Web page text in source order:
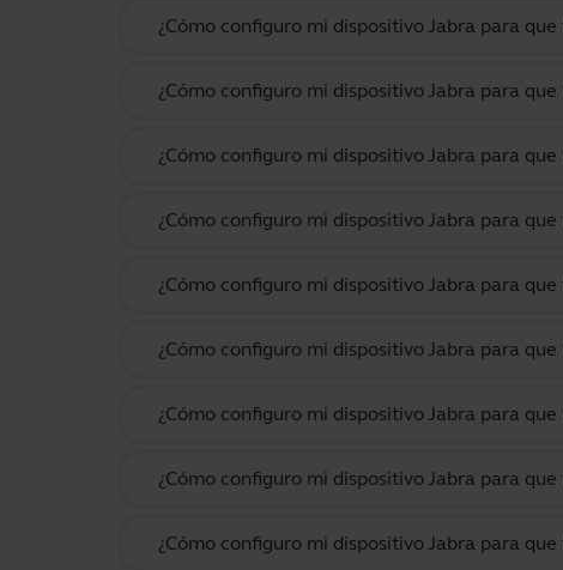
¿Cómo configuro mi dispositivo Jabra para
¿Cómo configuro mi dispositivo Jabra para
¿Cómo configuro mi dispositivo Jabra para
¿Cómo configuro mi dispositivo Jabra para
¿Cómo configuro mi dispositivo Jabra para
¿Cómo configuro mi dispositivo Jabra para
¿Cómo configuro mi dispositivo Jabra para
¿Cómo configuro mi dispositivo Jabra para
¿Cómo configuro mi dispositivo Jabra para